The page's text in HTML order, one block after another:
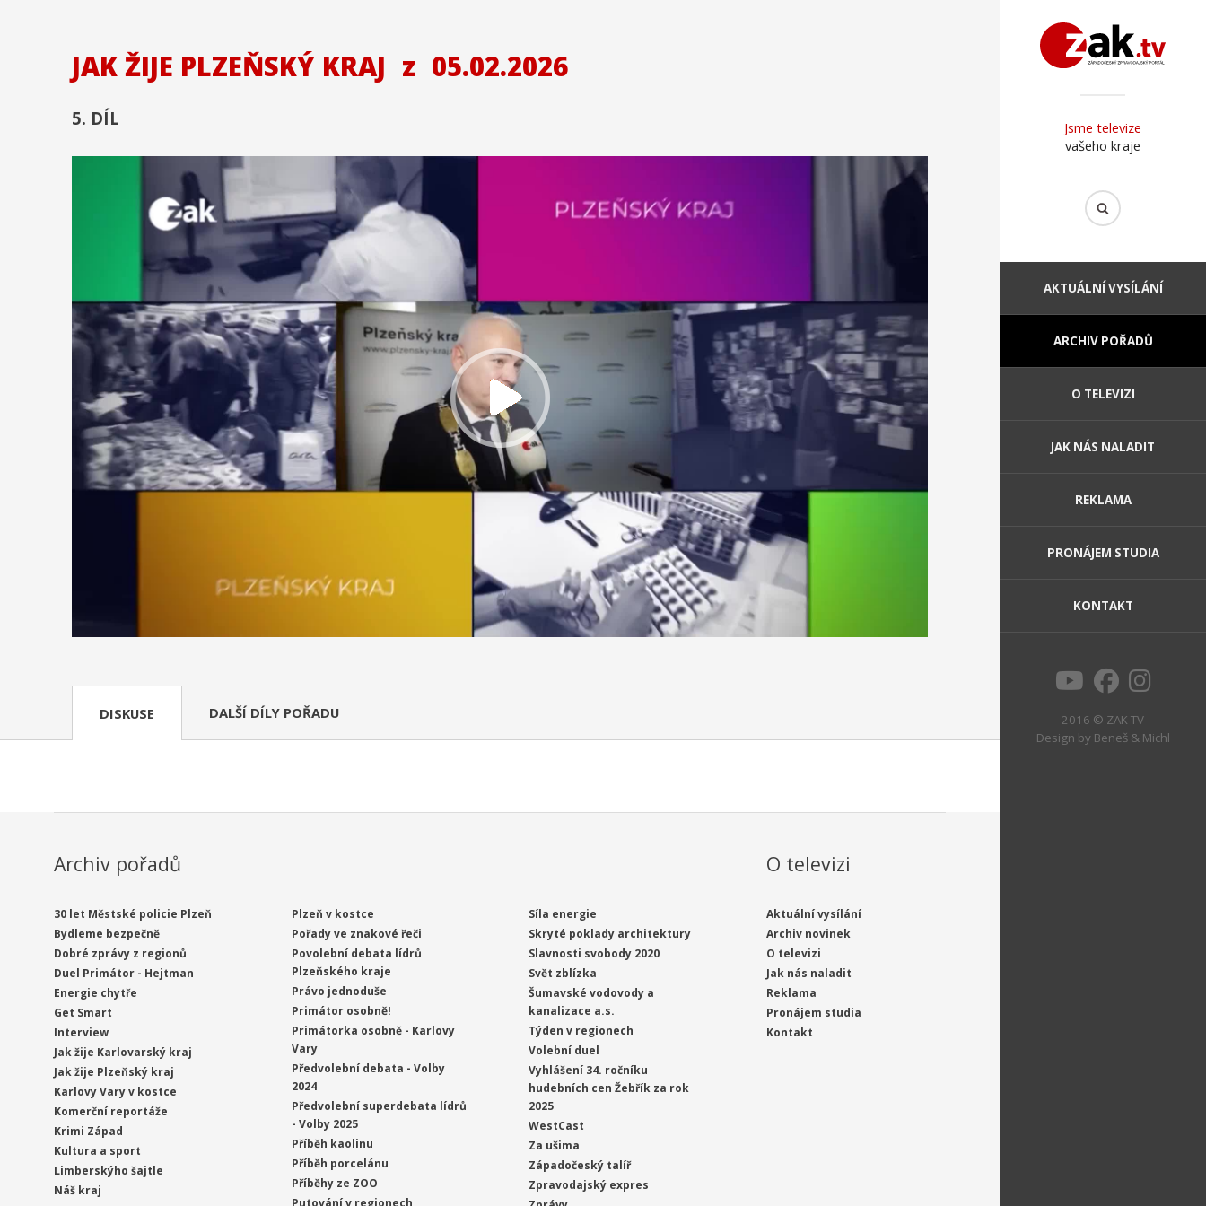
Jsme televize
vašeho kraje
AKTUÁLNÍ VYSÍLÁNÍ
ARCHIV POŘADŮ
O TELEVIZI
JAK NÁS NALADIT
REKLAMA
PRONÁJEM STUDIA
KONTAKT
2016 © ZAK TV
Design by Beneš & Michl
JAK ŽIJE PLZEŇSKÝ KRAJ z 05.02.2026
5. DÍL
DISKUSE DALŠÍ DÍLY POŘADU
Archiv pořadů
30 let Městské policie Plzeň
Bydleme bezpečně
Dobré zprávy z regionů
Duel Primátor - Hejtman
Energie chytře
Get Smart
Interview
Jak žije Karlovarský kraj
Jak žije Plzeňský kraj
Karlovy Vary v kostce
Komerční reportáže
Krimi Západ
Kultura a sport
Limberskýho šajtle
Náš kraj
Plzeň v kostce
Pořady ve znakové řeči
Povolební debata lídrů
Plzeňského kraje
Právo jednoduše
Primátor osobně!
Primátorka osobně - Karlovy
Vary
Předvolební debata - Volby
2024
Předvolební superdebata lídrů
- Volby 2025
Příběh kaolinu
Příběh porcelánu
Příběhy ze ZOO
Síla energie
Skryté poklady architektury
Slavnosti svobody 2020
Svět zblízka
Šumavské vodovody a
kanalizace a.s.
Týden v regionech
Volební duel
Vyhlášení 34. ročníku
hudebních cen Žebřík za rok
2025
WestCast
Za ušima
Západočeský talíř
Zpravodajský expres
O televizi
Aktuální vysílání
Archiv novinek
O televizi
Jak nás naladit
Reklama
Pronájem studia
Kontakt